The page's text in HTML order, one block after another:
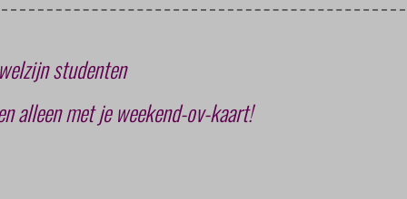
studenten
alleen met je weekend-ov-kaart!